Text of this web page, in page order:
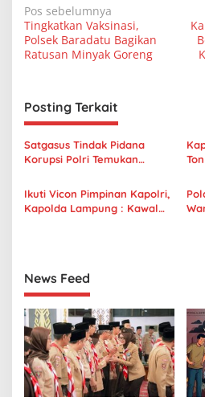
N
a
v
g
a
s
i
p
o
Pos sebelumnya
Tingkatkan Vaksinasi,
Polsek Baradatu Bagikan
Ratusan Minyak Goreng
Posting Terkait
Satgasus Tindak Pidana
Korupsi Polri Temukan
Belum Gunakan Aplikasi
SIMIRAH
Ikuti Vicon Pimpinan Kapolri,
Kapolda Lampung : Kawal
News Feed